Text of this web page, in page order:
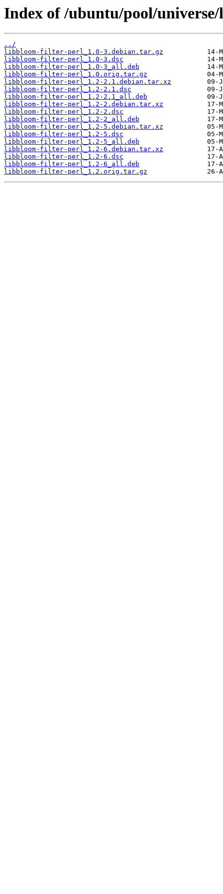
Index of /ubuntu/pool/
../
libbloom-filter-perl_1.0-3.debian.tar.gz
libbloom-filter-perl_1.0-3.dsc
libbloom-filter-perl_1.0-3_all.deb
libbloom-filter-perl_1.0.orig.tar.gz
libbloom-filter-perl_1.2-2.1.debian.tar.xz
libbloom-filter-perl_1.2-2.1.dsc
libbloom-filter-perl_1.2-2.1_all.deb
libbloom-filter-perl_1.2-2.debian.tar.xz
libbloom-filter-perl_1.2-2.dsc
libbloom-filter-perl_1.2-2_all.deb
libbloom-filter-perl_1.2-5.debian.tar.xz
libbloom-filter-perl_1.2-5.dsc
libbloom-filter-perl_1.2-5_all.deb
libbloom-filter-perl_1.2-6.debian.tar.xz
libbloom-filter-perl_1.2-6.dsc
libbloom-filter-perl_1.2-6_all.deb
libbloom-filter-perl_1.2.orig.tar.gz